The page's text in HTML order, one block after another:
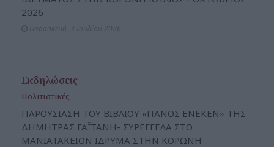
2026
Εκδηλώσεις
Πολιτιστικές
ΠΑΡΟΥΣΙΑΣΗ ΤΟΥ ΒΙΒΛΙΟΥ «ΠΑΝΟΣ ΕΝΕΚΕΝ» ΤΗΣ
ΔΗΜΗΤΡΑΣ ΓΑΪΤΑΝΗ- ΣΥΡΕΓΓΕΛΑ ΣΤΟ
ΜΑΝΙΑΤΑΚΕΙΟΝ ΙΔΡΥΜΑ ΣΤΗΝ ΚΟΡΩΝΗ